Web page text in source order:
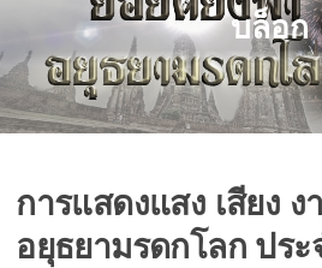
บล็อก
การแสดงแสง เสียง
อยุธยามรดกโลก ปร